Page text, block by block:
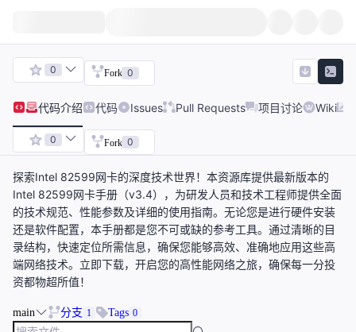
0 Fork 0
代码介绍 代码 Issues Pull Requests 项目讨论 Wiki
0 Fork 0
探索Intel 82599网卡的深度技术世界！本资源库提供最新版本的
Intel 82599网卡手册（v3.4），为研发人员和技术工程师提供全面
的技术规范、性能参数及详细的使用指南。无论您是进行硬件安装
还是软件配置，本手册都是您不可或缺的参考工具。通过清晰的目
录结构，快速定位所需信息，确保您能够高效、准确地应用这些高
端网络技术。立即下载，开启您的高性能网络之旅，确保每一分投
资都物超所值！
main 分支 1 Tags 0